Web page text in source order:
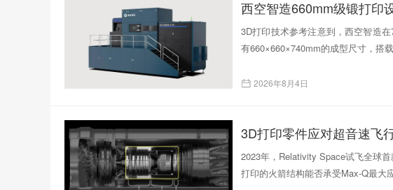
西空智造660mm级锻打印
3D打印技术参考注意到，西空智造
有660×660×740mm的成型尺寸，搭
2026年8月4日
3D打印零件应对超音速飞
2023年，Relativity Space试飞全球
打印的火箭结构能否承受Max-Q最大